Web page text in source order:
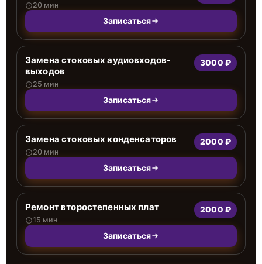
20 мин
Записаться
Замена стоковых аудиовходов-
выходов
25 мин
3000 ₽
Записаться
Замена стоковых конденсаторов
20 мин
2000 ₽
Записаться
Ремонт второстепенных плат
15 мин
2000 ₽
Записаться